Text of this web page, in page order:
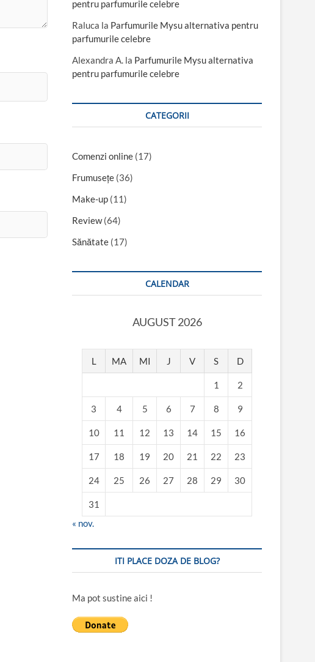
pentru parfumurile celebre
Raluca la Parfumurile Mysu alternativa pentru
parfumurile celebre
Alexandra A. la Parfumurile Mysu alternativa
pentru parfumurile celebre
CATEGORII
Comenzi online (17)
Frumusețe (36)
Make-up (11)
Review(64)
Sănătate (17)
CALENDAR
AUGUST 2026
L MA MI J V S D
1 2
3 4 5 6 7 8 9
10 11 12 13 14 15 16
17 18 19 20 21 22 23
24 25 26 27 28 29 30
31
« nov.
ITI PLACE DOZA DE BLOG?
Ma pot sustine aici !